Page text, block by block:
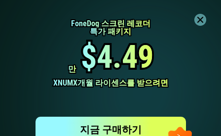
FoneDog 스크린 레코더
FoneDog 스크린 레코더
특가 패키지
특가 패키지
만
만 $4.49
$4.49
XNUMX개월 라이센스를 받으려면
XNUMX개월 라이센스를 받으려면
지금 구매하기